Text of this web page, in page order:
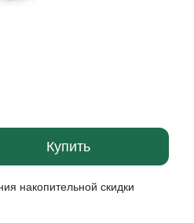
Купить
накопительной скидки